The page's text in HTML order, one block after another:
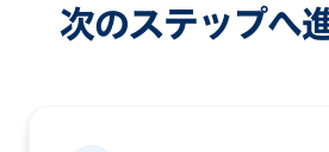
次のステップへ